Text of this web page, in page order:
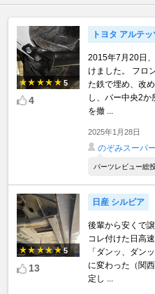
5
4
トヨタ アルテ
2015年7月20日
けました。 フロ
た鉄で埋め、改
し、バー中央2か
を撤 ...
2025年1月28日
のぞみスーパ
パーツレビュー総
5
13
日産 シルビア
後輩から安くで
コレ付けた日高
「ダンッ、ダン
に変わった（関
定し ...